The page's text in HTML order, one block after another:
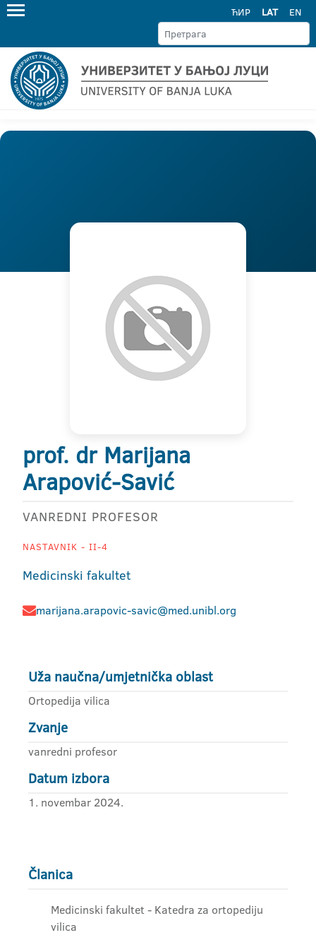
ЋИР LAT EN
prof. dr Marijana
Arapović-Savić
VANREDNI PROFESOR
NASTAVNIK - II-4
Medicinski fakultet
marijana.arapovic-savic@med.unibl.org
Uža naučna/umjetnička oblast
Ortopedija vilica
Zvanje
vanredni profesor
Datum izbora
1. novembar 2024.
Članica
Medicinski fakultet - Katedra za ortopediju
vilica